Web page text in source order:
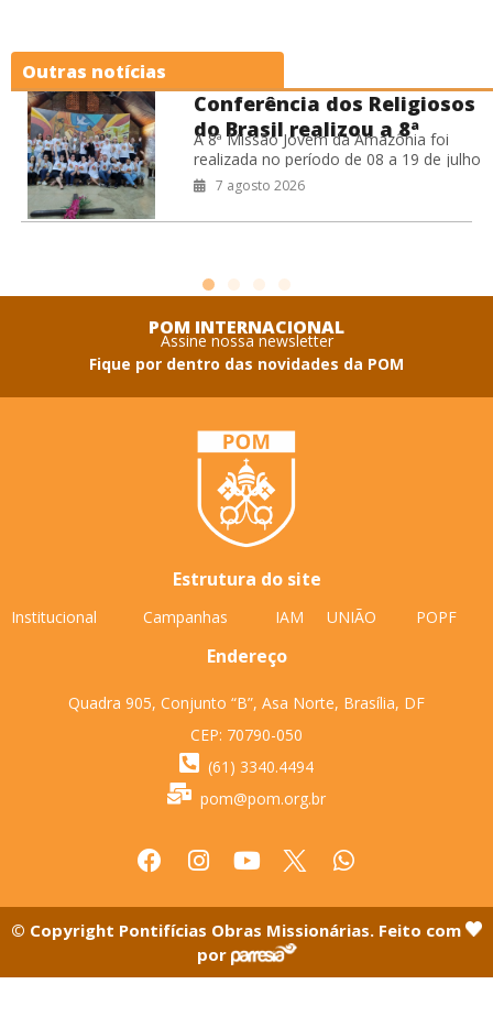
Outras notícias
Conferência dos Religiosos
do Brasil realizou a 8ª
Missão Jovem na Amazônia
A 8ª Missão Jovem da Amazônia foi
realizada no período de 08 a 19 de julho
de 2026, na Prelazia de São Félix do
7 agosto 2026
POM INTERNACIONAL
Assine nossa newsletter
Fique por dentro das novidades da POM
Estrutura do site
Institucional Campanhas IAM UNIÃO POPF
Endereço
Quadra 905, Conjunto “B”, Asa Norte, Brasília, DF
CEP: 70790-050
(61) 3340.4494
pom@pom.org.br
© Copyright Pontifícias Obras Missionárias. Feito com
por